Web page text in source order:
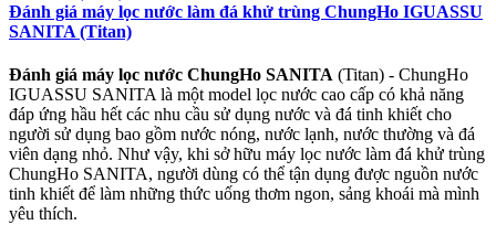
Đánh giá máy lọc nước làm đá khử trùng ChungHo IGUASSU
SANITA (Titan)
Đánh giá máy lọc nước ChungHo SANITA (Titan) - ChungHo
IGUASSU SANITA là một model lọc nước cao cấp có khả năng
đáp ứng hầu hết các nhu cầu sử dụng nước và đá tinh khiết cho
người sử dụng bao gồm nước nóng, nước lạnh, nước thường và đá
viên dạng nhỏ. Như vậy, khi sở hữu máy lọc nước làm đá khử trùng
ChungHo SANITA, người dùng có thể tận dụng được nguồn nước
tinh khiết để làm những thức uống thơm ngon, sảng khoái mà mình
yêu thích.